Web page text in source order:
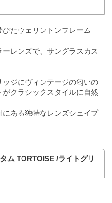
たウェリントンフレーム
レンズで、サングラスカス
ジにヴィンテージの匂いの
クラシックスタイルに自然
ある独特なレンズシェイプ
ム TORTOISE /ライトグリ